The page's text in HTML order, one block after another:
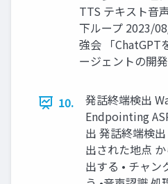
TTS テキスト音
下ループ 2023/
強会 「ChatGPT
ージェントの開
10.
発話終端検出
Endpointing
出 発話終端検
出された地点
出する • チャ